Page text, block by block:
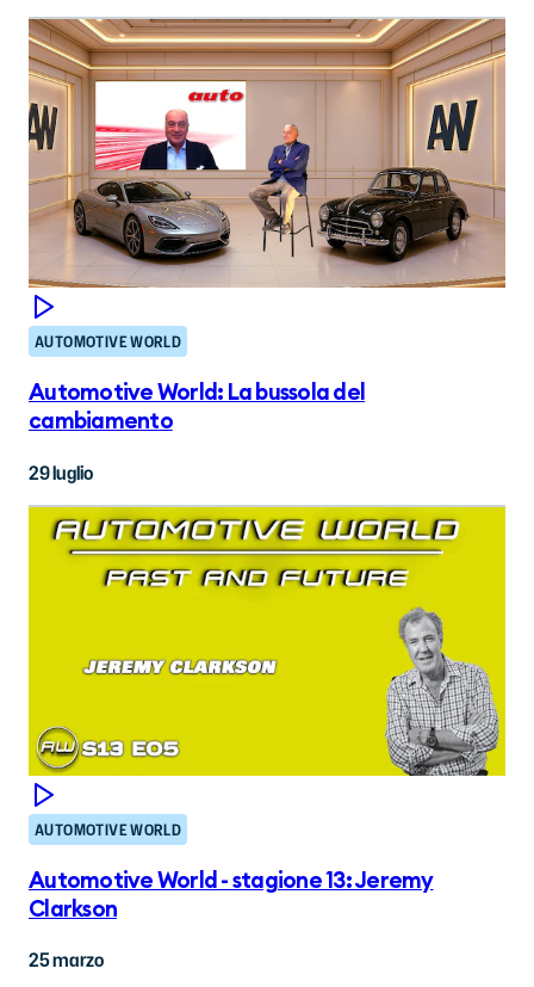
AUTOMOTIVE WORLD
Automotive World: La bussola del
cambiamento
29 luglio
AUTOMOTIVE WORLD
Automotive World - stagione 13: Jeremy
Clarkson
25 marzo